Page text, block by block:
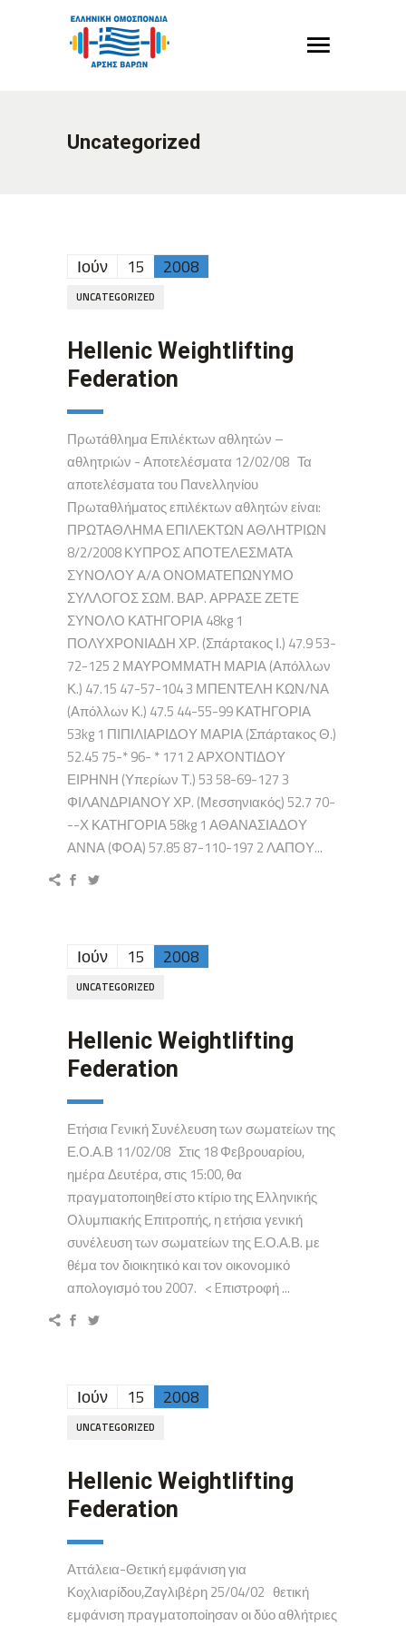
Uncategorized
Ιούν 15 2008
UNCATEGORIZED
Hellenic Weightlifting
Federation
Πρωτάθλημα Επιλέκτων αθλητών –
αθλητριών - Αποτελέσματα 12/02/08 Τα
αποτελέσματα του Πανελληνίου
Πρωταθλήματος επιλέκτων αθλητών είναι:
ΠΡΩΤΑΘΛΗΜΑ ΕΠΙΛΕΚΤΩΝ ΑΘΛΗΤΡΙΩΝ
8/2/2008 ΚΥΠΡΟΣ ΑΠΟΤΕΛΕΣΜΑΤΑ
ΣΥΝΟΛΟΥ Α/Α ΟΝΟΜΑΤΕΠΩΝΥΜΟ
ΣΥΛΛΟΓΟΣ ΣΩΜ. ΒΑΡ. ΑΡΡΑΣΕ ΖΕΤΕ
ΣΥΝΟΛΟ ΚΑΤΗΓΟΡΙΑ 48kg 1
ΠΟΛΥΧΡΟΝΙΑΔΗ ΧΡ. (Σπάρτακος Ι.) 47.9 53-
72-125 2 ΜΑΥΡΟΜΜΑΤΗ ΜΑΡΙΑ (Απόλλων
Κ.) 47.15 47-57-104 3 ΜΠΕΝΤΕΛΗ ΚΩΝ/ΝΑ
(Απόλλων Κ.) 47.5 44-55-99 ΚΑΤΗΓΟΡΙΑ
53kg 1 ΠΙΠΙΛΙΑΡΙΔΟΥ ΜΑΡΙΑ (Σπάρτακος Θ.)
52.45 75-* 96- * 171 2 ΑΡΧΟΝΤΙΔΟΥ
ΕΙΡΗΝΗ (Υπερίων Τ.) 53 58-69-127 3
ΦΙΛΑΝΔΡΙΑΝΟΥ ΧΡ. (Μεσσηνιακός) 52.7 70-
--Χ ΚΑΤΗΓΟΡΙΑ 58kg 1 ΑΘΑΝΑΣΙΑΔΟΥ
ΑΝΝΑ (ΦΟΑ) 57.85 87-110-197 2 ΛΑΠΟΥ...
Ιούν 15 2008
UNCATEGORIZED
Hellenic Weightlifting
Federation
Ετήσια Γενική Συνέλευση των σωματείων της
Ε.Ο.Α.Β 11/02/08 Στις 18 Φεβρουαρίου,
ημέρα Δευτέρα, στις 15:00, θα
πραγματοποιηθεί στο κτίριο της Ελληνικής
Ολυμπιακής Επιτροπής, η ετήσια γενική
συνέλευση των σωματείων της Ε.Ο.Α.Β. με
θέμα τον διοικητικό και τον οικονομικό
απολογισμό του 2007. < Eπιστροφή ...
Ιούν 15 2008
UNCATEGORIZED
Hellenic Weightlifting
Federation
Αττάλεια-Θετική εμφάνιση για
Κοχλιαρίδου,Ζαγλιβέρη 25/04/02 θετική
εμφάνιση πραγματοποίησαν οι δύο αθλήτριες